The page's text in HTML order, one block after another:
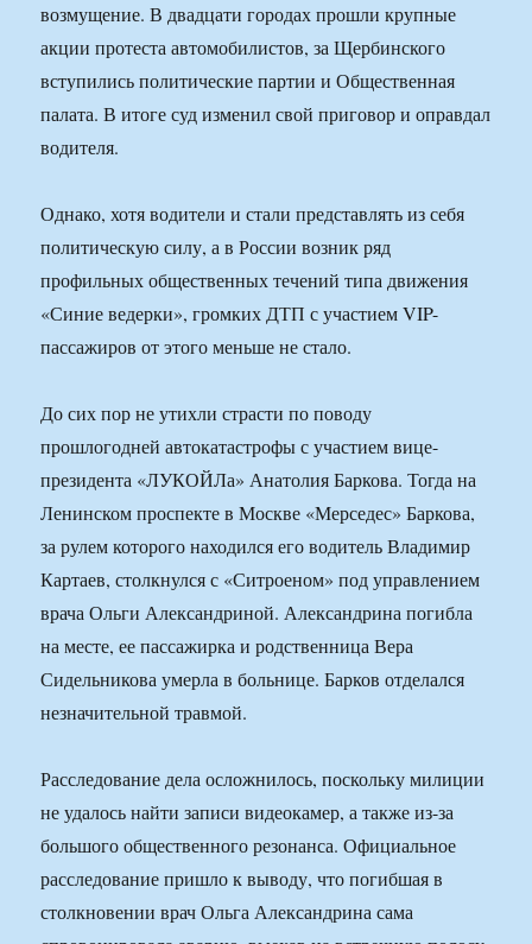
возмущение. В двадцати городах прошли крупные
акции протеста автомобилистов, за Щербинского
вступились политические партии и Общественная
палата. В итоге суд изменил свой приговор и оправдал
водителя.
Однако, хотя водители и стали представлять из себя
политическую силу, а в России возник ряд
профильных общественных течений типа движения
«Синие ведерки», громких ДТП с участием VIP-
пассажиров от этого меньше не стало.
До сих пор не утихли страсти по поводу
прошлогодней автокатастрофы с участием вице-
президента «ЛУКОЙЛа» Анатолия Баркова. Тогда на
Ленинском проспекте в Москве «Мерседес» Баркова,
за рулем которого находился его водитель Владимир
Картаев, столкнулся с «Ситроеном» под управлением
врача Ольги Александриной. Александрина погибла
на месте, ее пассажирка и родственница Вера
Сидельникова умерла в больнице. Барков отделался
незначительной травмой.
Расследование дела осложнилось, поскольку милиции
не удалось найти записи видеокамер, а также из-за
большого общественного резонанса. Официальное
расследование пришло к выводу, что погибшая в
столкновении врач Ольга Александрина сама